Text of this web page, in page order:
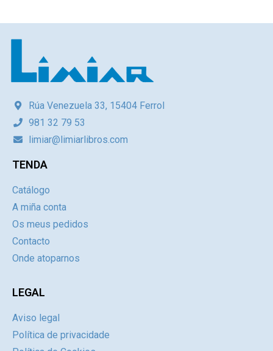
Rúa Venezuela 33, 15404 Ferrol
981 32 79 53
limiar@limiarlibros.com
TENDA
Catálogo
A miña conta
Os meus pedidos
Contacto
Onde atoparnos
LEGAL
Aviso legal
Política de privacidade